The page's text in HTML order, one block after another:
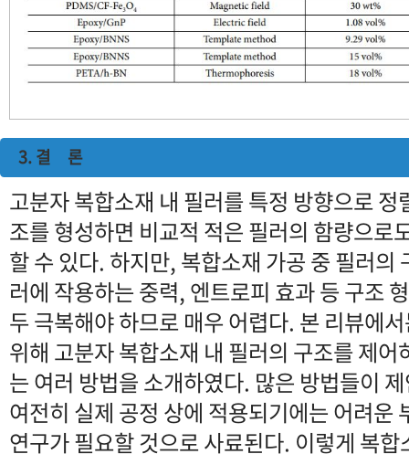
3. 결 론
고분자 복합소재 내 필러를 특정 방향으로
조를 형성하면 비교적 적은 필러의 함량으로
할 수 있다. 하지만, 복합소재 가공 중 필러의
러에 작용하는 중력, 엔트로피 효과 등 구조
두 극복해야 하므로 매우 어렵다. 본 리뷰에
위해 고분자 복합소재 내 필러의 구조를 제
는 여러 방법을 소개하였다. 많은 방법들이
여전히 실제 공정 상에 적용되기에는 어려운
연구가 필요할 것으로 사료된다. 이렇게 복